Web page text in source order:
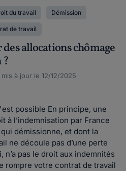
du travail Démission
de travail
allocations chômage
à jour le 12/12/2025
possible En principe, une
à l’indemnisation par France
démissionne, et dont la
ne découle pas d’une perte
pas le droit aux indemnités
rompre votre contrat de travail